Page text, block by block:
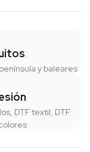
y baleares
DTF textil, DTF